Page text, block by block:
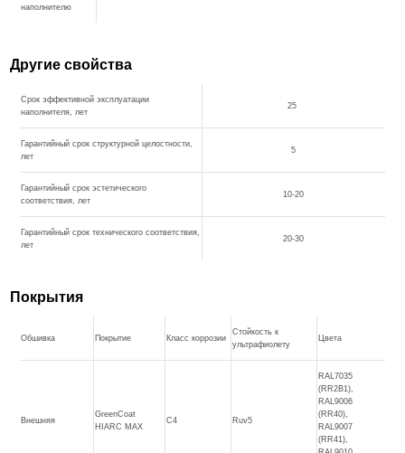
наполнителю
Другие свойства
Срок эффективной эксплуатации
наполнителя, лет
25
Гарантийный срок структурной целостности,
лет
5
Гарантийный срок эстетического
соответствия, лет
10-20
Гарантийный срок технического соответствия,
лет
20-30
Покрытия
Обшивка Покрытие Класс коррозии
Стойкость к
ультрафиолету
Цвета
Внешняя
GreenCoat
HIARC MAX
C4 Ruv5
RAL7035
(RR2B1),
RAL9006
(RR40),
RAL9007
(RR41),